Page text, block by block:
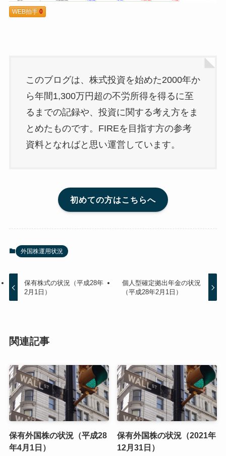
WEB拍手 0
このブログは、株式投資を始めた2000年か
ら年間1,300万円超の不労所得を得るに至
るまでの記録や、投資に関する考え方をま
とめたものです。FIREを目指す方の参考
資料となればと思い運営しています。
初めての方はこちらへ
外国株運用状況
保有株式の状況（平成28年
2月1日）
個人型確定拠出年金の状況
（平成28年2月1日）
関連記事
保有外国株の状況（平成28
年4月1日）
保有外国株の状況（2021年
12月31日）